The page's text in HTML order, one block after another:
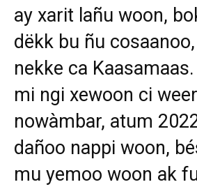
ay xarit lañu woon,
dëkk bu ñu
nekke ca
mi ngi xewoon ci
nowàmbar, atum
dañoo nappi woon,
mu yemoo woon ak